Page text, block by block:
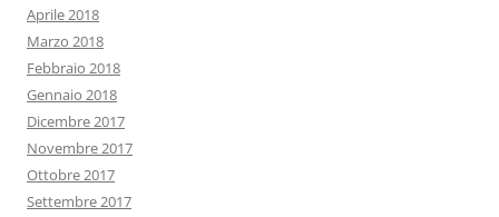
Aprile 2018
Marzo 2018
Febbraio 2018
Gennaio 2018
Dicembre 2017
Novembre 2017
Ottobre 2017
Settembre 2017